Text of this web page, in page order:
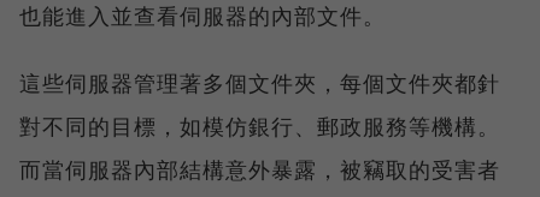
也能進入並查看伺服器的內部文件。
這些伺服器管理著多個文件夾，每個文件夾都針
對不同的目標，如模仿銀行、郵政服務等機構。
而當伺服器內部結構意外暴露，被竊取的受害者